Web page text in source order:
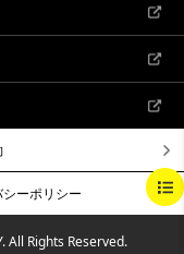
BRUNCH
A LA CARTE
ディスコネを紹介しま
ーポリシー
All Rights Reserved.